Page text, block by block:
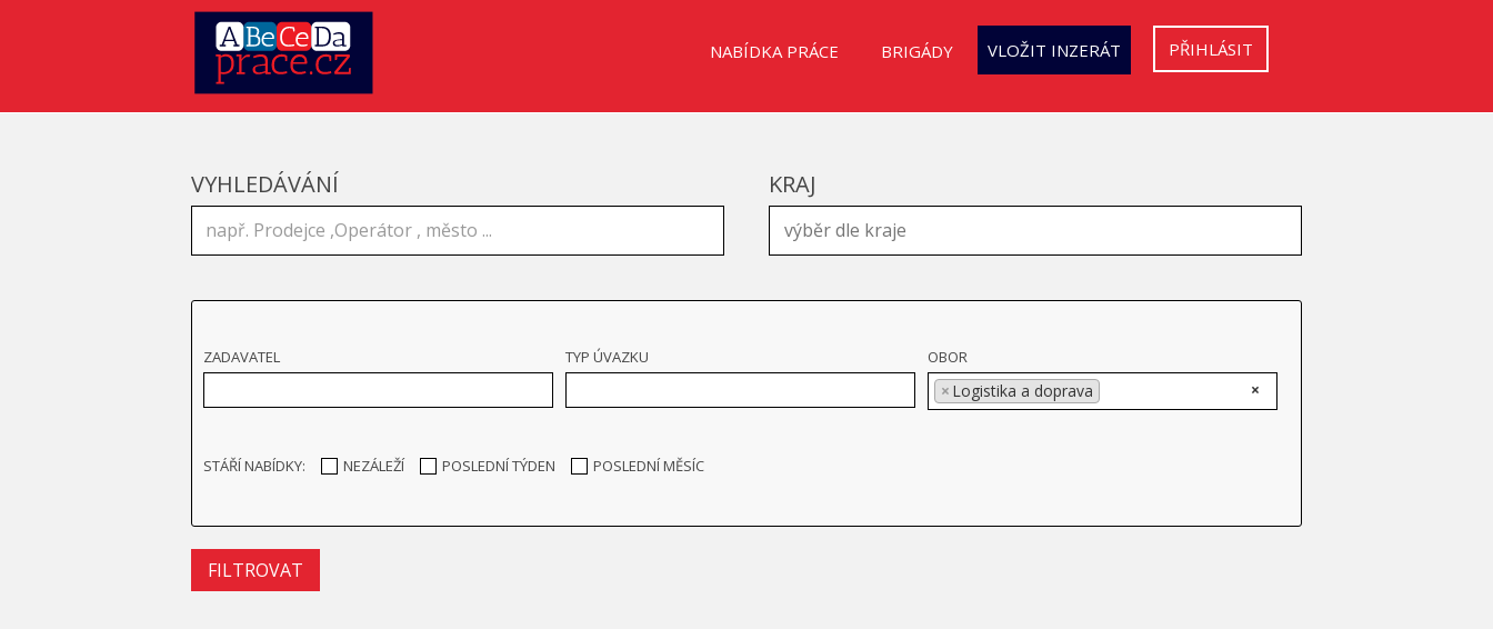
NABÍDKA PRÁCE BRIGÁDY VLOŽIT INZERÁT PŘIHLÁSIT
VYHLEDÁVÁNÍ KRAJ
ZADAVATEL TYP ÚVAZKU OBOR
×
× Logistika a doprava
STÁŘÍ NABÍDKY: NEZÁLEŽÍ POSLEDNÍ TÝDEN POSLEDNÍ MĚSÍC